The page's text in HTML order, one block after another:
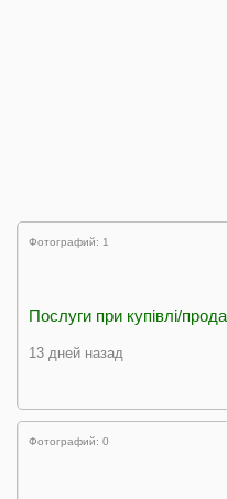
Фотографий: 1
Послуги при купівлі/
13 дней назад
Фотографий: 0